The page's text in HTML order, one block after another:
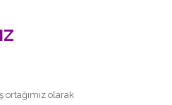
olarak